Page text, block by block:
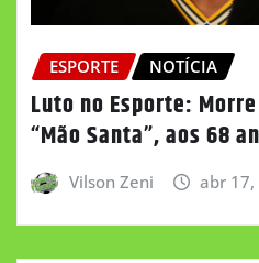
ESPORTE NOTÍCIA
Luto no Esporte:
“Mão Santa”, aos 68
Vilson Zeni abr 17,